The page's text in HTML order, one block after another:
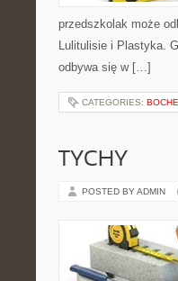
przedszkolak może
Lulitulisie i Plastyka.
odbywa się w […]
CATEGORIES:
TYCHY
POSTED BY ADMIN